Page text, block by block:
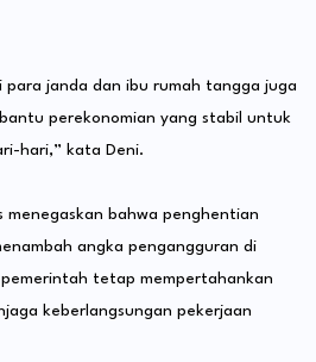
para janda dan ibu rumah tangga juga
perekonomian yang stabil untuk
hari,” kata Deni.
menegaskan bahwa penghentian
angka pengangguran di
pemerintah tetap mempertahankan
keberlangsungan pekerjaan